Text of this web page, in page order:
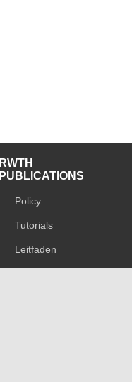
RWTH
PUBLICATIONS
Policy
Tutorials
Leitfaden